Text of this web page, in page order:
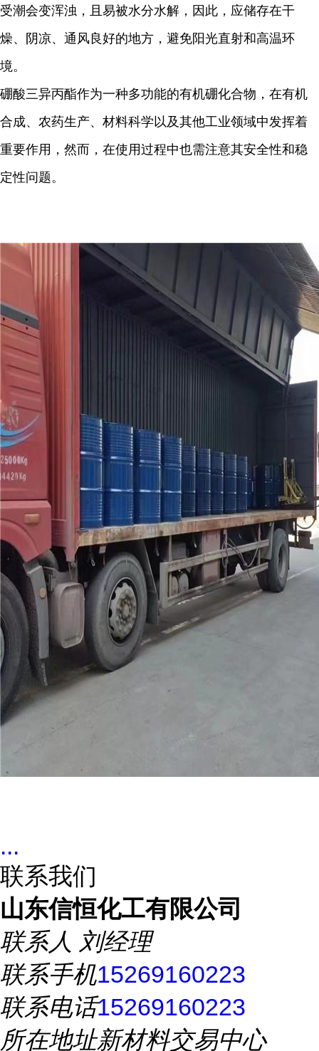
受潮会变浑浊，且易被水分水解，因此，应储存在干
燥、阴凉、通风良好的地方，避免阳光直射和高温环
境。
硼酸三异丙酯作为一种多功能的有机硼化合物，在有机
合成、农药生产、材料科学以及其他工业领域中发挥着
重要作用，然而，在使用过程中也需注意其安全性和稳
定性问题。
...
联系我们
山东信恒化工有限公司
联系人 刘经理
联系手机15269160223
联系电话15269160223
所在地址新材料交易中心